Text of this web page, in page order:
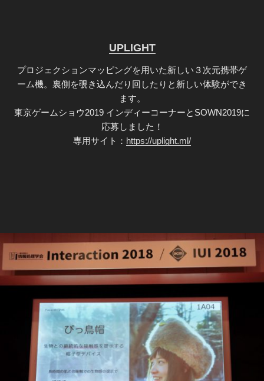
UPLIGHT
プロジェクションマッピングを用いた新しい３次元携帯ゲ
ーム機。裏側を覗き込んだり回したりと新しい体験ができ
ます。
東京ゲームショウ2019 インディーコーナーとSOWN2019に
応募しました！
専用サイト： https://uplight.ml/